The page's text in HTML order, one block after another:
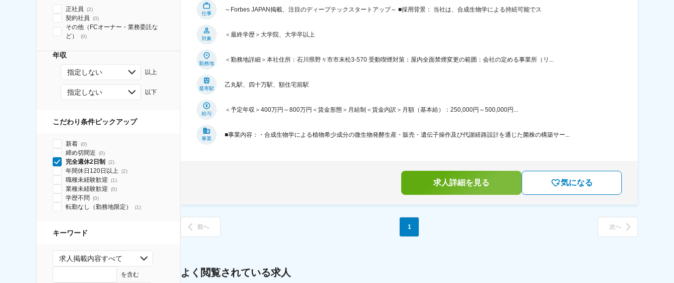
正社員 (2)
契約社員 (0)
その他（FCオーナー・業務委託な
ど）
(0)
年収
指定しない 以上
指定しない 以下
こだわり条件ピックアップ
新着 (0)
締め切間近 (0)
完全週休2日制 (2)
年間休日120日以上 (2)
職種未経験歓迎 (1)
業種未経験歓迎 (0)
学歴不問 (0)
転勤なし（勤務地限定） (1)
キーワード
求人掲載内容すべて
を含む
仕事
～Forbes JAPAN掲載、注目のディープテックスタートアップ～ ■採用背景： 当社は、合成生物学による持続可能でス
対象
＜最終学歴＞大学院、大学卒以上
勤務地
＜勤務地詳細＞本社住所：石川県野々市市末松3-570 受動喫煙対策：屋内全面禁煙変更の範囲：会社の定める事業所（リ...
最寄駅
乙丸駅、四十万駅、額住宅前駅
給与
＜予定年収＞400万円～800万円＜賃金形態＞月給制＜賃金内訳＞月額（基本給）：250,000円～500,000円...
事業
■事業内容：・合成生物学による植物希少成分の微生物発酵生産・販売・遺伝子操作及び代謝経路設計を通じた菌株の構築サー...
求人詳細を見る 気になる
前へ 1 次へ
よく閲覧されている求人